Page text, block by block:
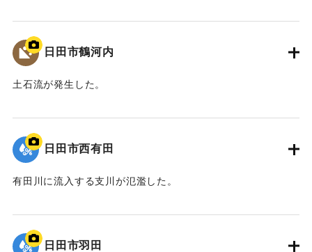
｜固有コード:01203041
日田市鶴河内
土石流が発生した。
｜固有コード:01203040
日田市西有田
有田川に流入する支川が氾濫した。
｜固有コード:01203039
日田市羽田